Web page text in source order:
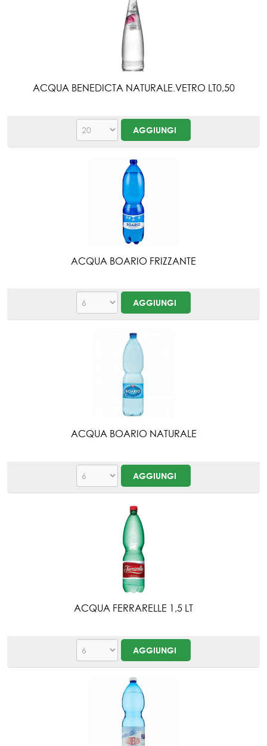
ACQUA BENEDICTA NATURALE.VETRO LT0,50
ACQUA BOARIO FRIZZANTE
ACQUA BOARIO NATURALE
ACQUA FERRARELLE 1,5 LT